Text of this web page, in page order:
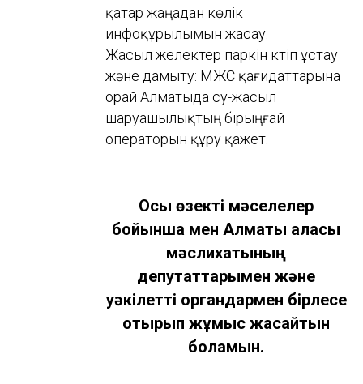
қатар жаңадан көлік
инфоқұрылымын жасау.
Жасыл желектер паркін күтіп ұстау
және дамыту: МЖС қағидаттарына
орай Алматыда су-жасыл
шаруашылықтың бірыңғай
операторын құру қажет.
Осы өзекті мәселелер
бойынша мен Алматы қаласы
мәслихатының
депутаттарымен және
уәкілетті органдармен бірлесе
отырып жұмыс жасайтын
боламын.